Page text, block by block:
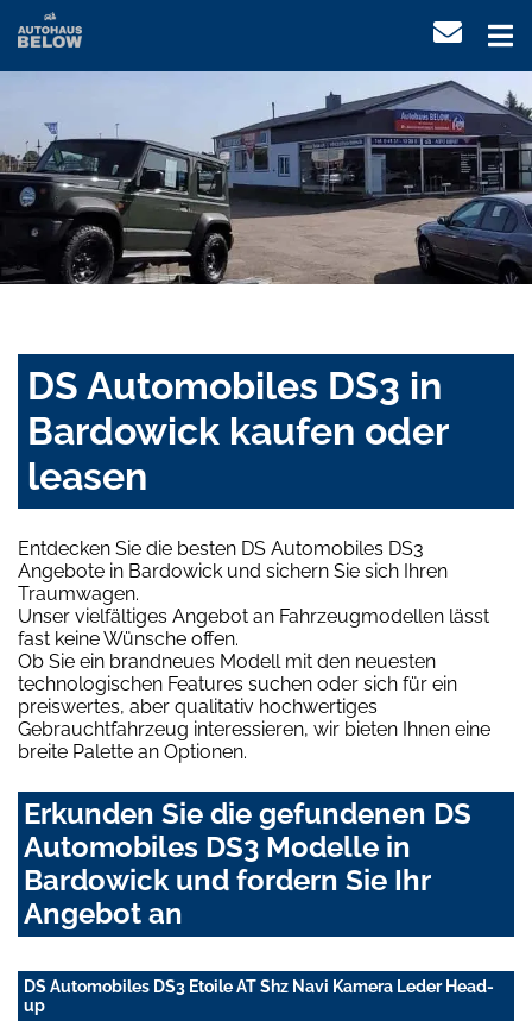
DS Automobiles DS3 in
Bardowick kaufen oder
leasen
Entdecken Sie die besten DS Automobiles DS3
Angebote in Bardowick und sichern Sie sich Ihren
Traumwagen.
Unser vielfältiges Angebot an Fahrzeugmodellen lässt
fast keine Wünsche offen.
Ob Sie ein brandneues Modell mit den neuesten
technologischen Features suchen oder sich für ein
preiswertes, aber qualitativ hochwertiges
Gebrauchtfahrzeug interessieren, wir bieten Ihnen eine
breite Palette an Optionen.
Erkunden Sie die gefundenen DS
Automobiles DS3 Modelle in
Bardowick und fordern Sie Ihr
Angebot an
DS Automobiles DS3 Etoile AT Shz Navi Kamera Leder Head-
up